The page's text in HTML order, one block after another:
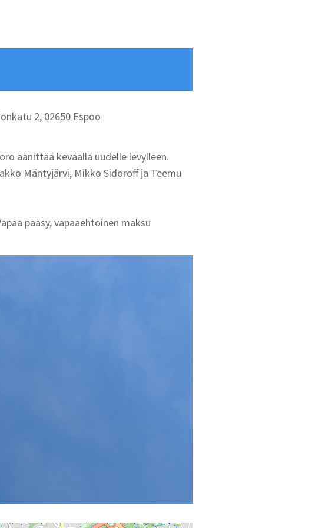
2, 02650 Espoo
äänittää keväällä uudelle levylleen.
Mäntyjärvi, Mikko Sidoroff ja Teemu
pääsy, vapaaehtoinen maksu